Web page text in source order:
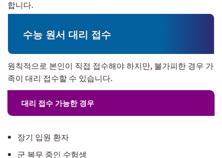
합니다.
수능 원서 대리 접수
원칙적으로 본인이 직접 접수해야 하지만, 불가피한 경우 가
족이 대리 접수할 수 있습니다.
대리 접수 가능한 경우
장기 입원 환자
군 복무 중인 수험생